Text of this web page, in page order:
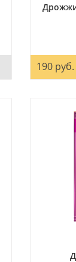
Дрожжи
190 руб.